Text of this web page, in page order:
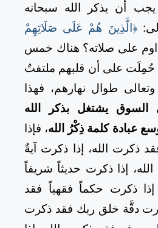
أن يذكر الله سبحانه
﴿الَّذِينَ هُمْ عَلَى صَلَاتِهِمْ
على صلاته؟ هناك خمس
حُمِلَت على أن قلبهم ملتفتٌ
طوال نهارهم، فهذا
السوق يشتغل بذكر الله
عبادة كلمة ذِكْرُ الله، فإذا
ذكرت الله، إذا ذكرت آيةٌ
إذا ذكرت حديثاً شريفاً
ذكرت حكماً فقهياً فقد
دقَّة خلق ربك فقد ذكرت